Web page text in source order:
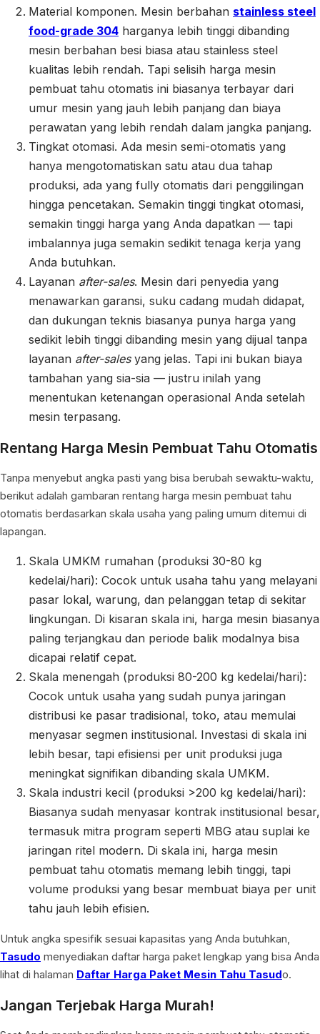
Material komponen. Mesin berbahan stainless steel
food-grade 304 harganya lebih tinggi dibanding
mesin berbahan besi biasa atau stainless steel
kualitas lebih rendah. Tapi selisih harga mesin
pembuat tahu otomatis ini biasanya terbayar dari
umur mesin yang jauh lebih panjang dan biaya
perawatan yang lebih rendah dalam jangka panjang.
Tingkat otomasi. Ada mesin semi-otomatis yang
hanya mengotomatiskan satu atau dua tahap
produksi, ada yang fully otomatis dari penggilingan
hingga pencetakan. Semakin tinggi tingkat otomasi,
semakin tinggi harga yang Anda dapatkan — tapi
imbalannya juga semakin sedikit tenaga kerja yang
Anda butuhkan.
Layanan after-sales. Mesin dari penyedia yang
menawarkan garansi, suku cadang mudah didapat,
dan dukungan teknis biasanya punya harga yang
sedikit lebih tinggi dibanding mesin yang dijual tanpa
layanan after-salesyang jelas. Tapi ini bukan biaya
tambahan yang sia-sia — justru inilah yang
menentukan ketenangan operasional Anda setelah
mesin terpasang.
Rentang Harga Mesin Pembuat Tahu Otomatis
Tanpa menyebut angka pasti yang bisa berubah sewaktu-waktu,
berikut adalah gambaran rentang harga mesin pembuat tahu
otomatis berdasarkan skala usaha yang paling umum ditemui di
lapangan.
Skala UMKM rumahan (produksi 30-80 kg
kedelai/hari): Cocok untuk usaha tahu yang melayani
pasar lokal, warung, dan pelanggan tetap di sekitar
lingkungan. Di kisaran skala ini, harga mesin biasanya
paling terjangkau dan periode balik modalnya bisa
dicapai relatif cepat.
Skala menengah (produksi 80-200 kg kedelai/hari):
Cocok untuk usaha yang sudah punya jaringan
distribusi ke pasar tradisional, toko, atau memulai
menyasar segmen institusional. Investasi di skala ini
lebih besar, tapi efisiensi per unit produksi juga
meningkat signifikan dibanding skala UMKM.
Skala industri kecil (produksi >200 kg kedelai/hari):
Biasanya sudah menyasar kontrak institusional besar,
termasuk mitra program seperti MBG atau suplai ke
jaringan ritel modern. Di skala ini, harga mesin
pembuat tahu otomatis memang lebih tinggi, tapi
volume produksi yang besar membuat biaya per unit
tahu jauh lebih efisien.
Untuk angka spesifik sesuai kapasitas yang Anda butuhkan,
Tasudo menyediakan daftar harga paket lengkap yang bisa Anda
lihat di halaman Daftar Harga Paket Mesin Tahu Tasudo.
Jangan Terjebak Harga Murah!